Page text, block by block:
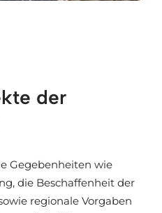
der
Gegebenheiten wie
die Beschaffenheit der
regionale Vorgaben